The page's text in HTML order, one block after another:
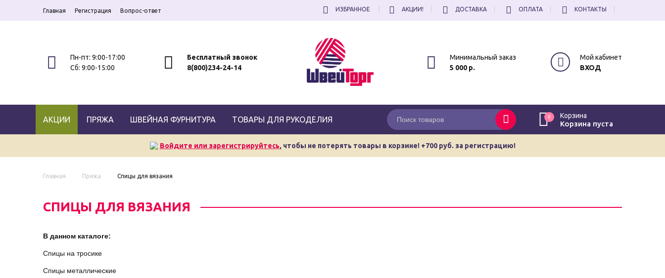
Главная Регистрация Вопрос-ответ ИЗБРАННОЕ АКЦИИ! ДОСТАВКА ОПЛАТА КОНТАКТЫ
Пн-пт: 9:00-17:00
Сб: 9:00-15:00
Бесплатный звонок
8(800)234-24-14
Минимальный заказ
5 000 р.
Мой кабинет
ВХОД
АКЦИИ ПРЯЖА ШВЕЙНАЯ ФУРНИТУРА ТОВАРЫ ДЛЯ РУКОДЕЛИЯ 0 Корзина
Корзина пуста
Войдите или зарегистрируйтесь, чтобы не потерять товары в корзине! +700 руб. за регистрацию!
Главная Пряжа Спицы для вязания
СПИЦЫ ДЛЯ ВЯЗАНИЯ
В данном каталоге:
Спицы на тросике
Спицы металлические